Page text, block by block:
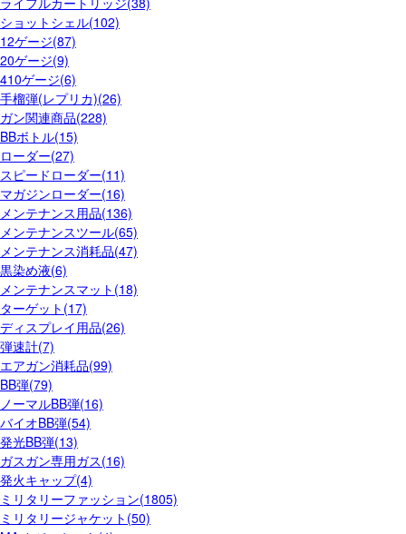
ショットシェル(102)
12ゲージ(87)
20ゲージ(9)
410ゲージ(6)
手榴弾(レプリカ)(26)
ガン関連商品(228)
BBボトル(15)
ローダー(27)
スピードローダー(11)
マガジンローダー(16)
メンテナンス用品(136)
メンテナンスツール(65)
メンテナンス消耗品(47)
黒染め液(6)
メンテナンスマット(18)
ターゲット(17)
ディスプレイ用品(26)
弾速計(7)
エアガン消耗品(99)
BB弾(79)
ノーマルBB弾(16)
バイオBB弾(54)
発光BB弾(13)
ガスガン専用ガス(16)
発火キャップ(4)
ミリタリーファッション(1805)
ミリタリージャケット(50)